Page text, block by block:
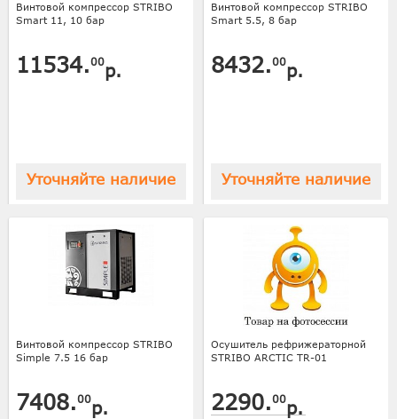
Винтовой компрессор STRIBO
Smart 11, 10 бар
11534.00р.
Уточняйте наличие
Винтовой компрессор STRIBO
Smart 5.5, 8 бар
8432.00р.
Уточняйте наличие
Винтовой компрессор STRIBO
Simple 7.5 16 бар
7408.00р.
Осушитель рефрижераторной
STRIBO ARCTIC TR-01
2290.00р.